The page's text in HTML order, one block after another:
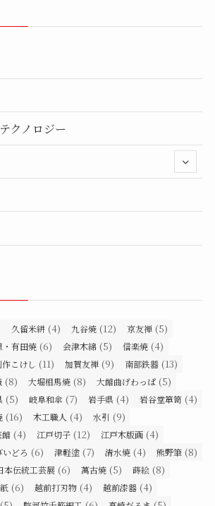
クノロジー
久留米絣 (4) 九谷焼 (12) 京友禅 (5)
・有田焼 (6) 会津木綿 (5) 信楽焼 (4)
作こけし (11) 加賀友禅 (9) 南部鉄器 (13)
(8) 大堀相馬焼 (8) 大館曲げわっぱ (5)
(5) 岐阜和傘 (7) 岩手県 (4) 岩谷堂箪笥 (4)
(16) 木工職人 (4) 水引 (9)
(4) 江戸切子 (12) 江戸木版画 (4)
どろ (6) 津軽塗 (7) 清水焼 (4) 熊野筆 (8)
本伝統工芸展 (6) 萬古焼 (5) 蒔絵 (8)
(6) 越前打刃物 (4) 越前漆器 (4)